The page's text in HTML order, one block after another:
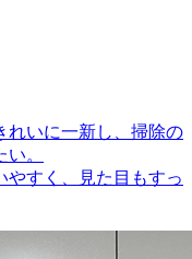
れいに一新し、掃除の
。
やすく、見た目もすっ